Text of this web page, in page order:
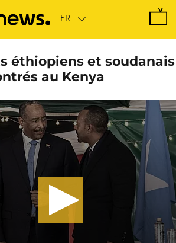
éthiopiens et soudanais
au Kenya